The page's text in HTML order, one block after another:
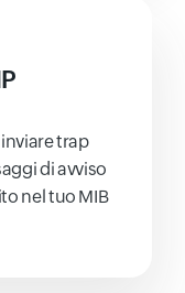
trap
di avviso
nel tuo MIB